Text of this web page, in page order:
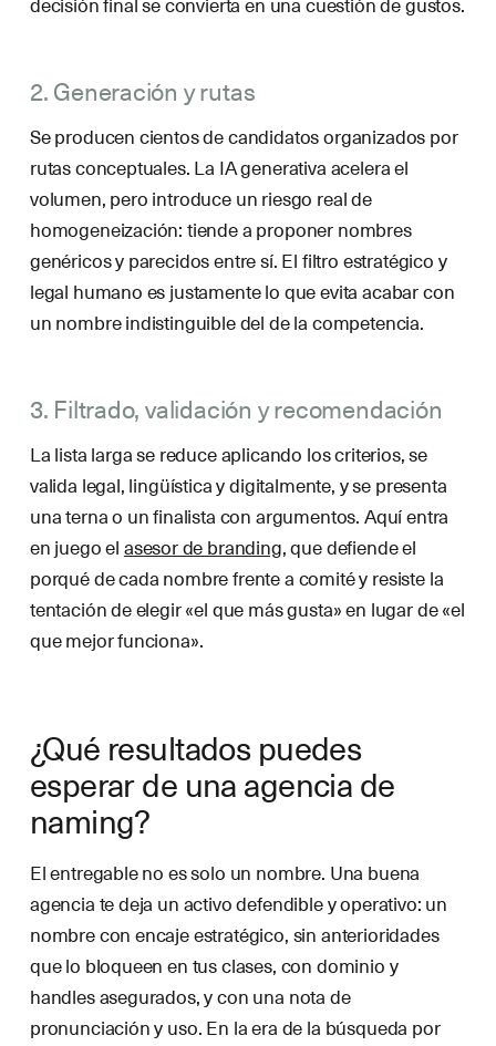
2. Generación y rutas
Se producen cientos de candidatos organizados por
rutas conceptuales. La IA generativa acelera el
volumen, pero introduce un riesgo real de
homogeneización: tiende a proponer nombres
genéricos y parecidos entre sí. El filtro estratégico y
legal humano es justamente lo que evita acabar con
un nombre indistinguible del de la competencia.
3. Filtrado, validación y recomendación
La lista larga se reduce aplicando los criterios, se
valida legal, lingüística y digitalmente, y se presenta
una terna o un finalista con argumentos. Aquí entra
en juego elasesor de branding, que defiende el
porqué de cada nombre frente a comité y resiste la
tentación de elegir «el que más gusta» en lugar de «el
que mejor funciona».
¿Qué resultados puedes
esperar de una agencia de
naming?
El entregable no es solo un nombre. Una buena
agencia te deja un activo defendible y operativo: un
nombre con encaje estratégico, sin anterioridades
que lo bloqueen en tus clases, con dominio y
handles asegurados, y con una nota de
pronunciación y uso. En la era de la búsqueda por